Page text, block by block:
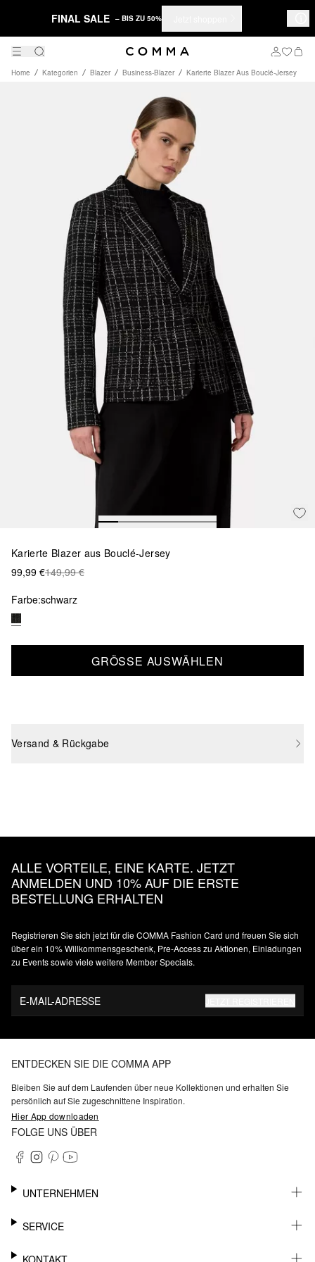
FINAL SALE – BIS ZU 50%
Home Kategorien Blazer Business-Blazer Karierte Blazer Aus Bouclé-Jersey
Karierte Blazer aus Bouclé-Jersey
99,99 €149,99 €
Farbe:schwarz
GRÖSSE AUSWÄHLEN
Versand & Rückgabe
ALLE VORTEILE, EINE KARTE. JETZT
ANMELDEN UND 10% AUF DIE ERSTE
BESTELLUNG ERHALTEN
Registrieren Sie sich jetzt für die COMMA Fashion Card und freuen Sie sich
über ein 10% Willkommensgeschenk, Pre-Access zu Aktionen, Einladungen
zu Events sowie viele weitere Member Specials.
E-MAIL-ADRESSE
ENTDECKEN SIE DIE COMMA APP
Bleiben Sie auf dem Laufenden über neue Kollektionen und erhalten Sie
persönlich auf Sie zugeschnittene Inspiration.
Hier App downloaden
FOLGE UNS ÜBER
UNTERNEHMEN
KARRIERE
BARRIEREFREIHEIT
SERVICE
WHATSAPP
KONTAKT